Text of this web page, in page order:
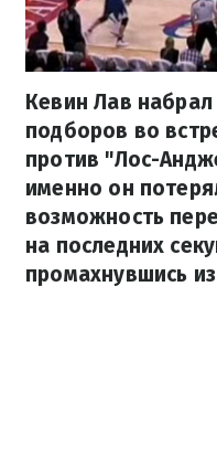
Кевин Лав набрал
подборов во
против "Лос-
именно он
возможность
на последних
промахнувшись